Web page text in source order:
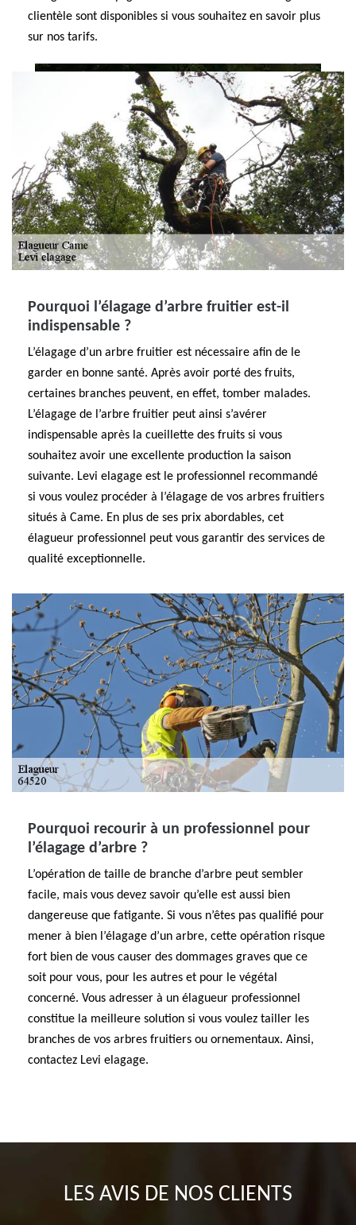
clientèle sont disponibles si vous souhaitez en savoir plus
sur nos tarifs.
Pourquoi l’élagage d’arbre fruitier est-il
indispensable ?
L’élagage d’un arbre fruitier est nécessaire afin de le
garder en bonne santé. Après avoir porté des fruits,
certaines branches peuvent, en effet, tomber malades.
L’élagage de l’arbre fruitier peut ainsi s’avérer
indispensable après la cueillette des fruits si vous
souhaitez avoir une excellente production la saison
suivante. Levi elagage est le professionnel recommandé
si vous voulez procéder à l’élagage de vos arbres fruitiers
situés à Came. En plus de ses prix abordables, cet
élagueur professionnel peut vous garantir des services de
qualité exceptionnelle.
Pourquoi recourir à un professionnel pour
l’élagage d’arbre ?
L’opération de taille de branche d’arbre peut sembler
facile, mais vous devez savoir qu’elle est aussi bien
dangereuse que fatigante. Si vous n’êtes pas qualifié pour
mener à bien l’élagage d’un arbre, cette opération risque
fort bien de vous causer des dommages graves que ce
soit pour vous, pour les autres et pour le végétal
concerné. Vous adresser à un élagueur professionnel
constitue la meilleure solution si vous voulez tailler les
branches de vos arbres fruitiers ou ornementaux. Ainsi,
contactez Levi elagage.
LES AVIS DE NOS CLIENTS